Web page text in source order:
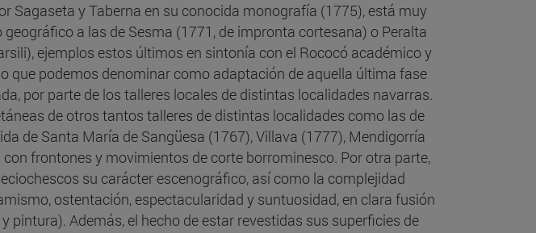
Sagaseta y Taberna en su conocida monografía (1775), está muy
a las de Sesma (1771, de impronta cortesana) o Peralta
ejemplos estos últimos en sintonía con el Rococó académico y
que podemos denominar como adaptación de aquella última fase
por parte de los talleres locales de distintas localidades navarras.
de otros tantos talleres de distintas localidades como las de
de Santa María de Sangüesa (1767), Villava (1777), Mendigorría
frontones y movimientos de corte borrominesco. Por otra parte,
su carácter escenográfico, así como la complejidad
ostentación, espectacularidad y suntuosidad, en clara fusión
pintura). Además, el hecho de estar revestidas sus superficies de